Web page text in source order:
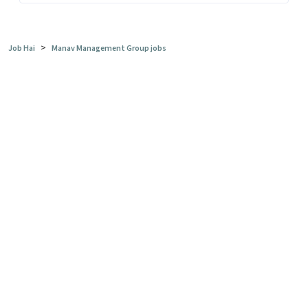
Job Hai > Manav Management Group jobs